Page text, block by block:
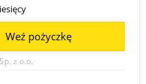
z o.o.
Weź pożyczkę